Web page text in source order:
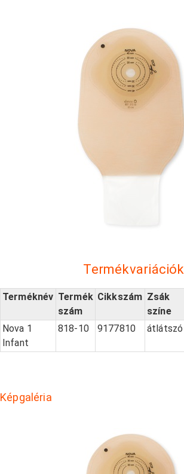
Termékvariációk
Terméknév Termék
szám
Cikkszám Zsák
színe
Nova 1
Infant
818-10 9177810 átlátszó
Képgaléria